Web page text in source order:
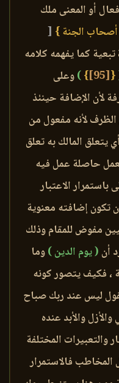
أو المعنى ملك
الجنة } [
كما يفهمه كلامه
{
[95]
}
)وعلى
لأن الإضافة حينئذ
لأنه مفعول من
المالك به تعلق
حاصلة عمل فيه
باستمرار الاعتبار
تكون إضافته معنوية
مفوض للمقام وذلك
أن ( يوم الدين )وما
، فكيف يتصور كونه
نقول ليس عند ربك صباح
والأبد عنده
والتعبيرات المختلفة
فالاستمرار